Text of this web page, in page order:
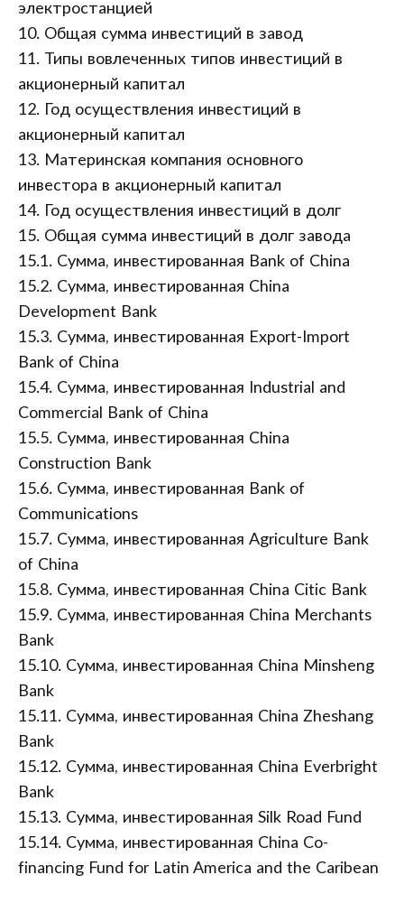
электростанцией
10. Общая сумма инвестиций в завод
11. Типы вовлеченных типов инвестиций в
акционерный капитал
12. Год осуществления инвестиций в
акционерный капитал
13. Материнская компания основного
инвестора в акционерный капитал
14. Год осуществления инвестиций в долг
15. Общая сумма инвестиций в долг завода
15.1. Сумма, инвестированная Bank of China
15.2. Сумма, инвестированная China
Development Bank
15.3. Сумма, инвестированная Export-Import
Bank of China
15.4. Сумма, инвестированная Industrial and
Commercial Bank of China
15.5. Сумма, инвестированная China
Construction Bank
15.6. Сумма, инвестированная Bank of
Communications
15.7. Сумма, инвестированная Agriculture Bank
of China
15.8. Сумма, инвестированная China Citic Bank
15.9. Сумма, инвестированная China Merchants
Bank
15.10. Сумма, инвестированная China Minsheng
Bank
15.11. Сумма, инвестированная China Zheshang
Bank
15.12. Сумма, инвестированная China Everbright
Bank
15.13. Сумма, инвестированная Silk Road Fund
15.14. Сумма, инвестированная China Co-
financing Fund for Latin America and the Caribean